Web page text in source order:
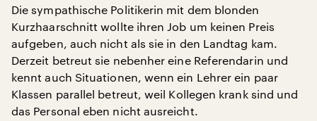
Die sympathische Politikerin mit dem blonden
Kurzhaarschnitt wollte ihren Job um keinen Preis
aufgeben, auch nicht als sie in den Landtag kam.
Derzeit betreut sie nebenher eine Referendarin und
kennt auch Situationen, wenn ein Lehrer ein paar
Klassen parallel betreut, weil Kollegen krank sind und
das Personal eben nicht ausreicht.